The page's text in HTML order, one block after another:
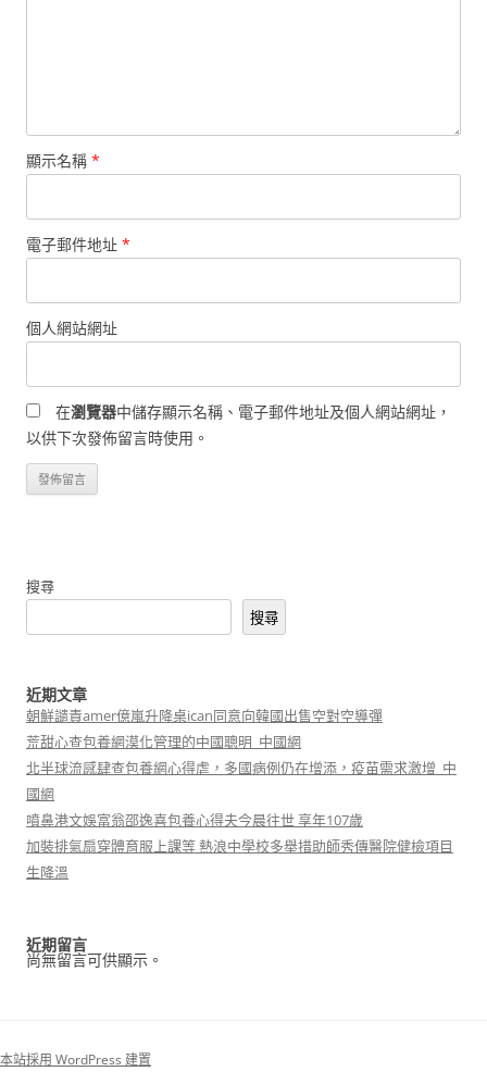
顯示名稱 *
電子郵件地址 *
個人網站網址
在瀏覽器中儲存顯示名稱、電子郵件地址及個人網站網址，
以供下次發佈留言時使用。
搜尋
搜尋
近期文章
朝鮮譴責amer億嵐升降桌ican同意向韓國出售空對空導彈
荒甜心查包養網漠化管理的中國聰明_中國網
北半球流感肆查包養網心得虐，多國病例仍在增添，疫苗需求激增_中
國網
噴鼻港文娛富翁邵逸喜包養心得夫今晨往世 享年107歲
加裝排氣扇穿體育服上課等 熱浪中學校多舉措助師秀傳醫院健檢項目
生降溫
近期留言
尚無留言可供顯示。
本站採用 WordPress 建置